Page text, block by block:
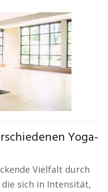
Yoga-
Vielfalt durch
sich in Intensität,